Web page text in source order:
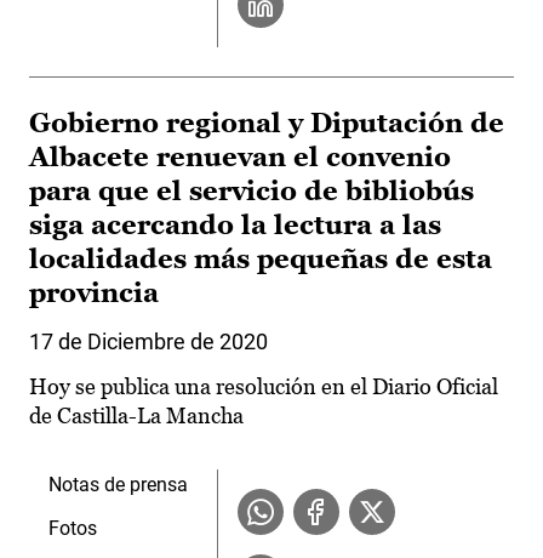
Gobierno regional y Diputación de
Albacete renuevan el convenio
para que el servicio de bibliobús
siga acercando la lectura a las
localidades más pequeñas de esta
provincia
17 de Diciembre de 2020
Hoy se publica una resolución en el Diario Oficial
de Castilla-La Mancha
Notas de prensa
Fotos